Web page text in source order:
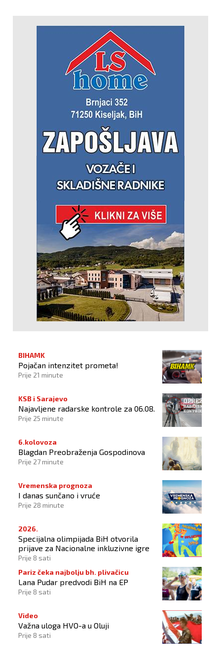
BIHAMK
Pojačan intenzitet prometa!
Prije 21 minute
KSB i Sarajevo
Najavljene radarske kontrole za 06.08.
Prije 25 minute
6.kolovoza
Blagdan Preobraženja Gospodinova
Prije 27 minute
Vremenska prognoza
I danas sunčano i vruće
Prije 28 minute
2026.
Specijalna olimpijada BiH otvorila
prijave za Nacionalne inkluzivne igre
Prije 8 sati
Pariz čeka najbolju bh. plivačicu
Lana Pudar predvodi BiH na EP
Prije 8 sati
Video
Važna uloga HVO-a u Oluji
Prije 8 sati